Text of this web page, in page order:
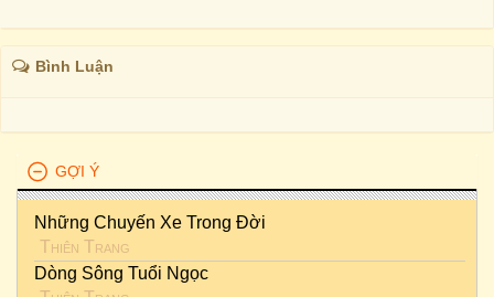
Bình Luận
GỢI Ý
Những Chuyến Xe Trong Đời
Thiên Trang
Dòng Sông Tuổi Ngọc